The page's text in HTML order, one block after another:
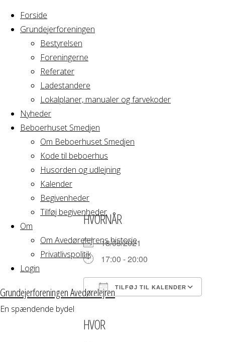
Forside
Grundejerforeningen
Bestyrelsen
Foreningerne
Referater
Ladestandere
Lokalplaner, manualer og farvekoder
Nyheder
Beboerhuset Smedjen
Om Beboerhuset Smedjen
Kode til beboerhus
Husorden og udlejning
Kalender
Begivenheder
Tilføj begivenheder
Om
Om Avedørelejrens historie
Privatlivspolitik
Login
Grundejerforeningen Avedørelejren
En spændende bydel
Home
Arrangement
Regimentstokken
Generalforsamling
AB
HVORNÅR
18/05/2021
17:00 - 20:00
TILFØJ TIL KALENDER
HVOR